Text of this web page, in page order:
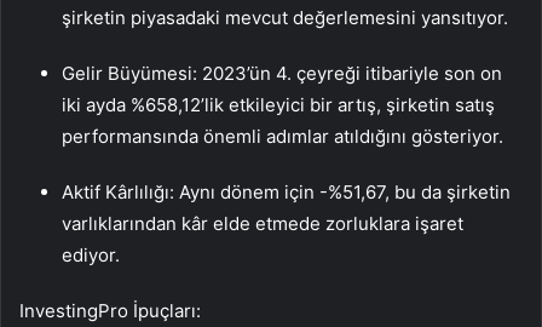
şirketin piyasadaki mevcut değerlemesini yansıtıyor.
Gelir Büyümesi: 2023’ün 4. çeyreği itibariyle son on
iki ayda %658,12’lik etkileyici bir artış, şirketin satış
performansında önemli adımlar atıldığını gösteriyor.
Aktif Kârlılığı: Aynı dönem için -%51,67, bu da şirketin
varlıklarından kâr elde etmede zorluklara işaret
ediyor.
InvestingPro İpuçları: